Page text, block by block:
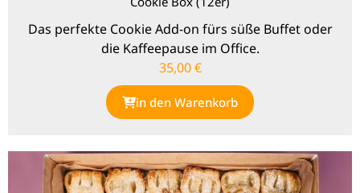
Das perfekte Cookie Add-on fürs süße Buffet oder
die Kaffeepause im Office.
35,00€
in den Warenkorb